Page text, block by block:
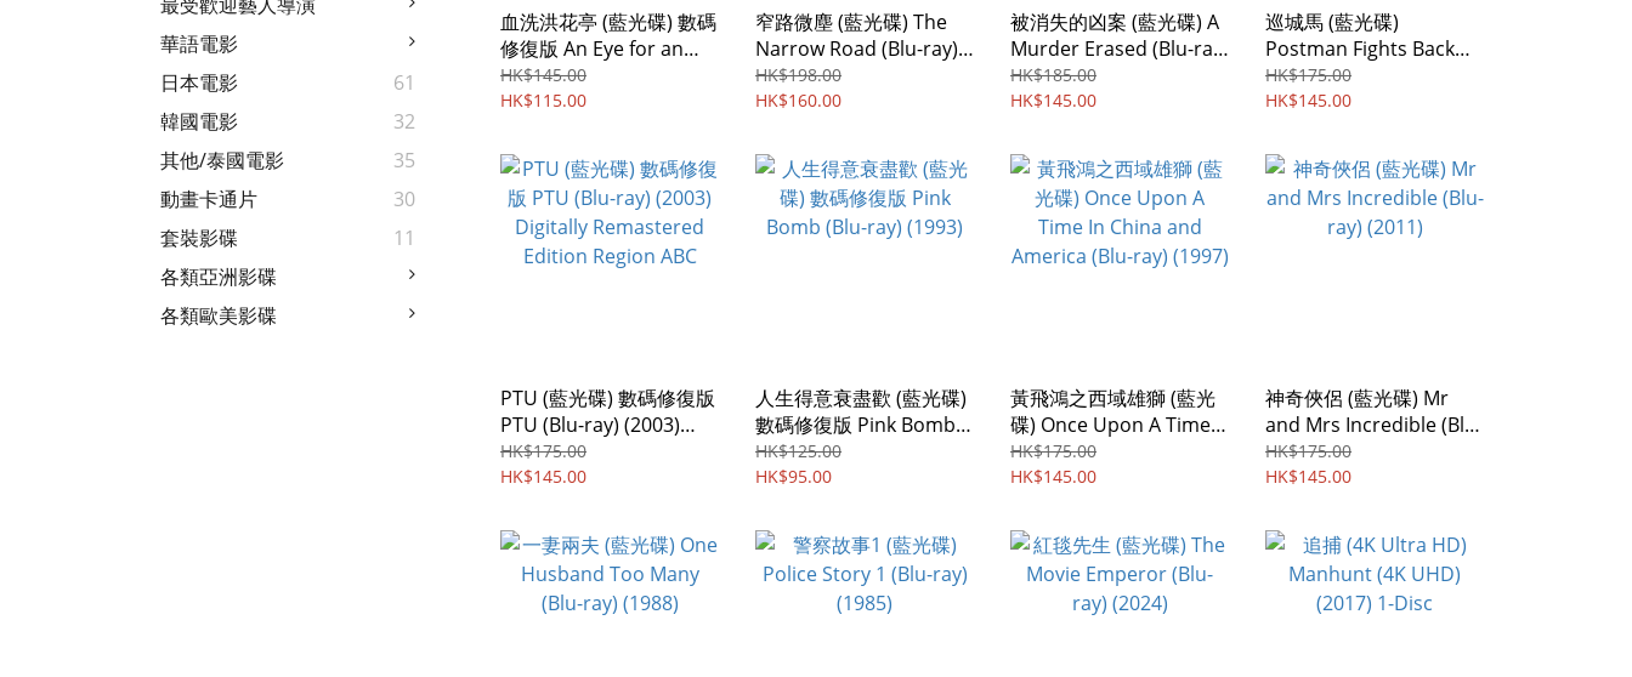
華語電影
日本電影
61
韓國電影
32
其他/泰國電影
35
動畫卡通片
30
套裝影碟
11
各類亞洲影碟
各類歐美影碟
血洗洪花亭 (藍光碟) 數碼
修復版 An Eye for an
Eye (Blu-ray) (1990)
Region ABC
HK$145.00
HK$115.00
窄路微塵 (藍光碟) The
Narrow Road (Blu-ray)
(2023) Region ABC
HK$198.00
HK$160.00
被消失的凶案 (藍光碟) A
Murder Erased (Blu-ray)
(2022)
HK$185.00
HK$145.00
巡城馬 (藍光碟)
Postman Fights Back
(Blu-ray) (1982)
HK$175.00
HK$145.00
PTU (藍光碟) 數碼修復版
PTU (Blu-ray) (2003)
Digitally Remastered
Edition Region ABC
HK$175.00
HK$145.00
人生得意衰盡歡 (藍光碟)
數碼修復版 Pink Bomb
(Blu-ray) (1993)
HK$125.00
HK$95.00
黃飛鴻之西域雄獅 (藍光
碟) Once Upon A Time
In China and America
(Blu-ray) (1997)
HK$175.00
HK$145.00
神奇俠侶 (藍光碟) Mr
and Mrs Incredible (Blu-
ray) (2011)
HK$175.00
HK$145.00